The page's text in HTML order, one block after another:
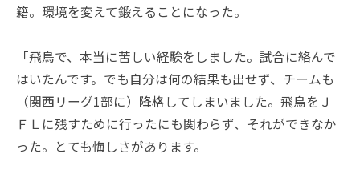
籍。環境を変えて鍛えることになった。
「飛鳥で、本当に苦しい経験をしました。試合に絡んで
はいたんです。でも自分は何の結果も出せず、チームも
（関西リーグ1部に）降格してしまいました。飛鳥をＪ
ＦＬに残すために行ったにも関わらず、それができなか
った。とても悔しさがあります。